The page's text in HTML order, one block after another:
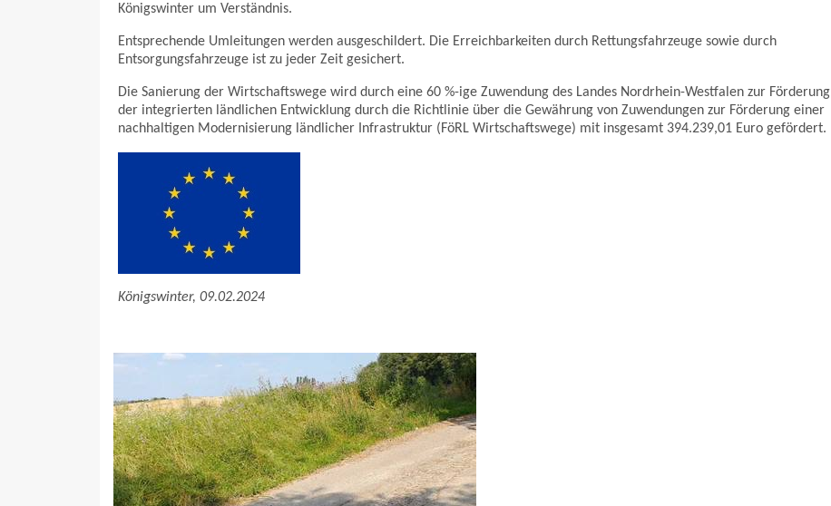
Königswinter um Verständnis.
Entsprechende Umleitungen werden ausgeschildert. Die Erreichbarkeiten durch Rettungsfahrzeuge sowie durch
Entsorgungsfahrzeuge ist zu jeder Zeit gesichert.
Die Sanierung der Wirtschaftswege wird durch eine 60 %-ige Zuwendung des Landes Nordrhein-Westfalen zur Förderung
der integrierten ländlichen Entwicklung durch die Richtlinie über die Gewährung von Zuwendungen zur Förderung einer
nachhaltigen Modernisierung ländlicher Infrastruktur (FöRL Wirtschaftswege) mit insgesamt 394.239,01 Euro gefördert.
Königswinter, 09.02.2024